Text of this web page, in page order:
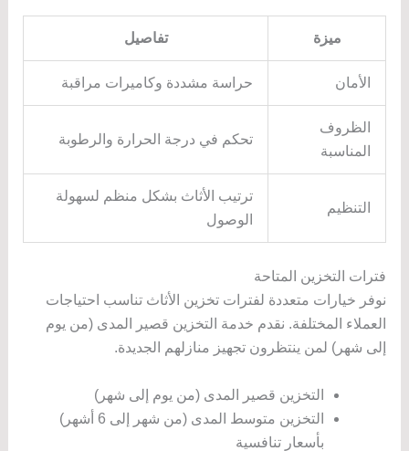
ميزة تفاصيل
الأمان حراسة مشددة وكاميرات مراقبة
الظروف
المناسبة
تحكم في درجة الحرارة والرطوبة
التنظيم
ترتيب الأثاث بشكل منظم لسهولة
الوصول
فترات التخزين المتاحة
نوفر خيارات متعددة لفترات تخزين الأثاث تناسب احتياجات
العملاء المختلفة. نقدم خدمة التخزين قصير المدى (من يوم
إلى شهر) لمن ينتظرون تجهيز منازلهم الجديدة.
التخزين قصير المدى (من يوم إلى شهر)
التخزين متوسط المدى (من شهر إلى 6 أشهر)
بأسعار تنافسية